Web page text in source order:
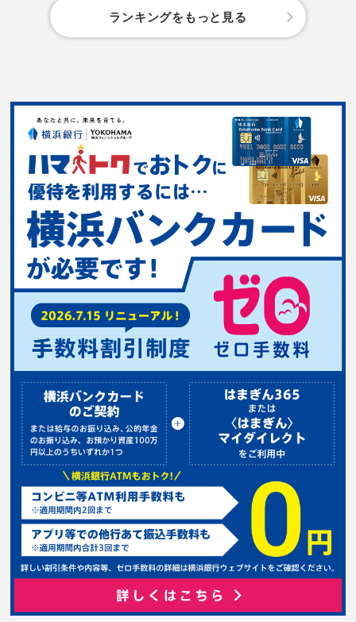
ランキングをもっと見る